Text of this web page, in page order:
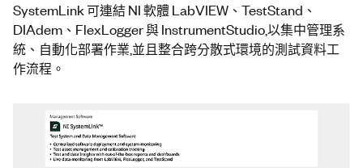
SystemLink 可連結 NI 軟體 LabVIEW、TestStand、
DIAdem、FlexLogger 與 InstrumentStudio,以集中管理系
統、自動化部署作業,並且整合跨分散式環境的測試資料工
作流程。